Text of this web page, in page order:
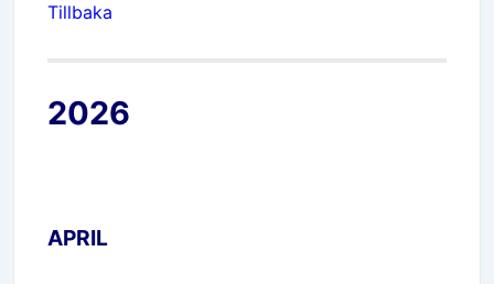
Tillbaka
2026
APRIL